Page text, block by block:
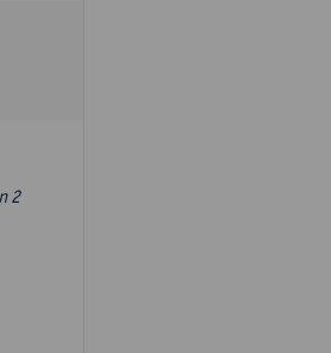
2